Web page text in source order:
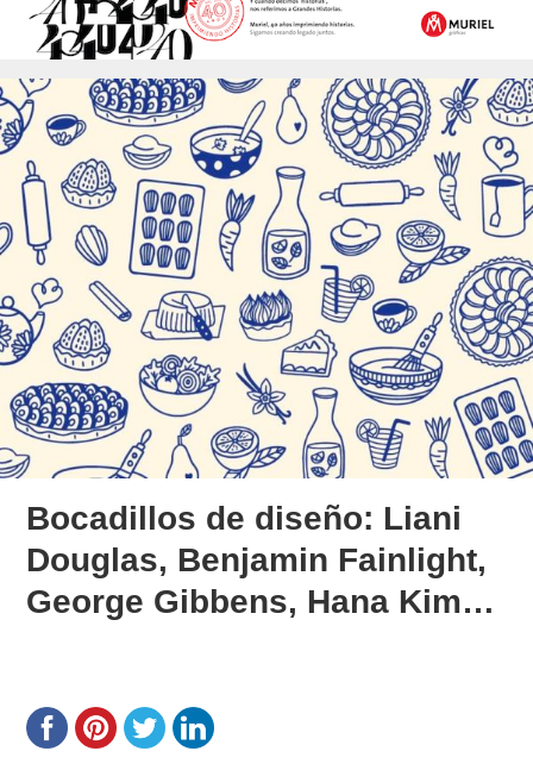
Bocadillos de diseño: Liani
Douglas, Benjamin Fainlight,
George Gibbens, Hana Kim…